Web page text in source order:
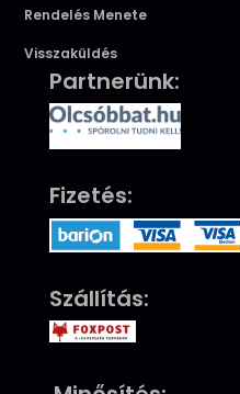
Rendelés Menete
Visszaküldés
Partnerünk:
Fizetés:
Szállítás: